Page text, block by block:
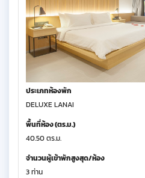
ประเภทห้องพัก
DELUXE LANAI
พื้นที่ห้อง (ตร.ม.)
40.50 ตร.ม.
จำนวนผู้เข้าพักสูงสุด/ห้อง
3 ท่าน